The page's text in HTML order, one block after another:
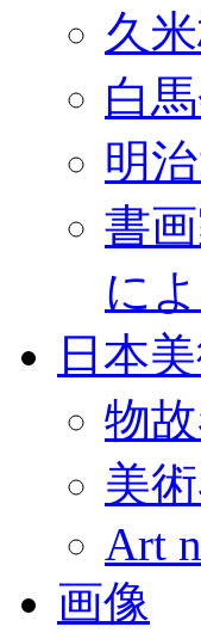
久
白
明
書
によ
日本
物
美
Art
画像